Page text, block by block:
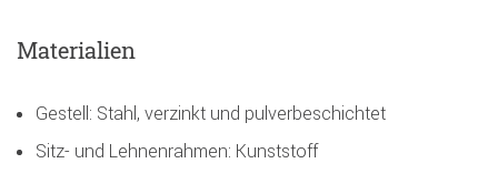
Materialien
Gestell: Stahl, verzinkt und pulverbeschichtet
Sitz- und Lehnenrahmen: Kunststoff